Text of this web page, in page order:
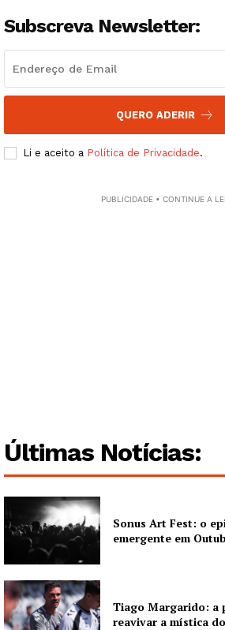
Guimarães,
Publicidade
Subscreva Newsletter:
QUERO ADERIR
Li e aceito a Política de Privacidade.
PUBLICIDADE • CONTINUE A
Últimas Notícias:
Sonus Art Fest: o
emergente em
Tiago Margarido: a
reavivar a mística